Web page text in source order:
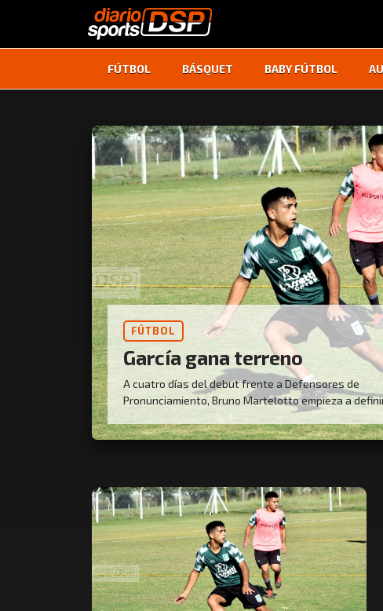
FÚTBOL BÁSQUET BABY FÚTBOL
FÚTBOL
García gana terreno
A cuatro días del debut frente a Defensores de
Pronunciamiento, Bruno Martelotto empieza a